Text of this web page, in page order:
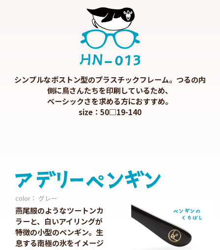
シンプルなボストン型のプラスチックフレーム。つるの内
側に鳥さんたちを印刷しているため、
ベーシックさを求める方におすすめ。
size：50□19-140
color： グレー
燕尾服のようなツートンカ
ラーと、白いアイリングが
特徴の小型のペンギン。生
息する南極の氷をイメージ